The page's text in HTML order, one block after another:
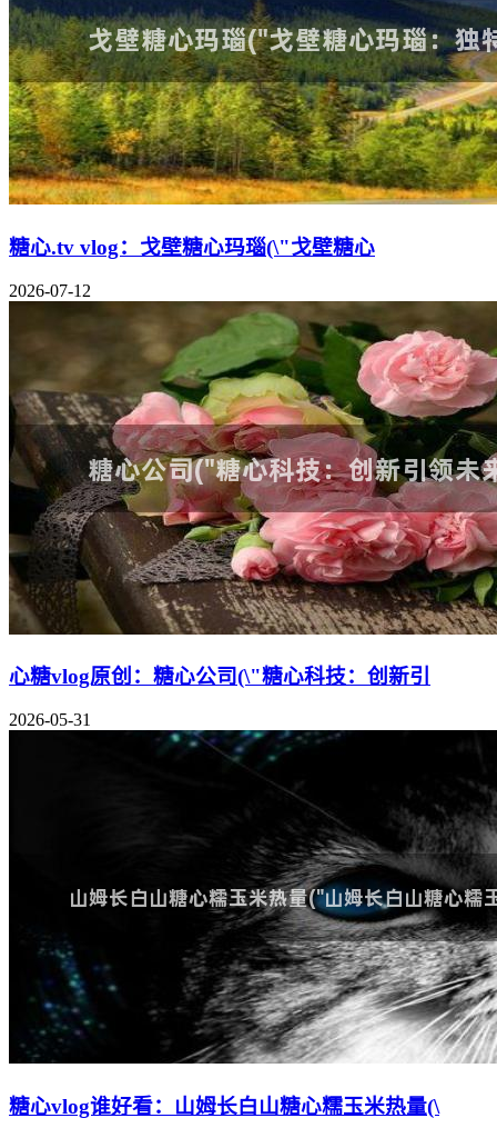
糖心.tv vlog：戈壁糖心玛瑙(\"戈壁糖心
2026-07-12
心糖vlog原创：糖心公司(\"糖心科技：创新引
2026-05-31
糖心vlog谁好看：山姆长白山糖心糯玉米热量(\